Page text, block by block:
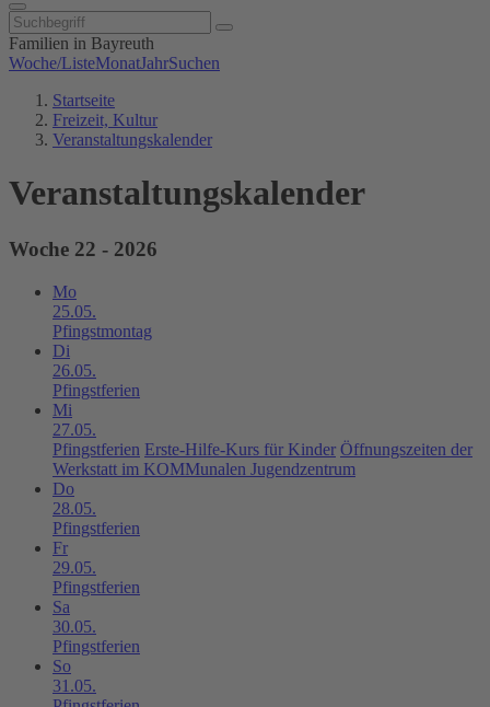
Familien in Bayreuth
Woche/ListeMonatJahrSuchen
Startseite
Freizeit, Kultur
Veranstaltungskalender
Veranstaltungskalender
Woche 22 - 2026
Mo
25.05.
Pfingstmontag
Di
26.05.
Pfingstferien
Mi
27.05.
Pfingstferien Erste-Hilfe-Kurs für Kinder Öffnungszeiten der
Werkstatt im KOMMunalen Jugendzentrum
Do
28.05.
Pfingstferien
Fr
29.05.
Pfingstferien
Sa
30.05.
Pfingstferien
So
31.05.